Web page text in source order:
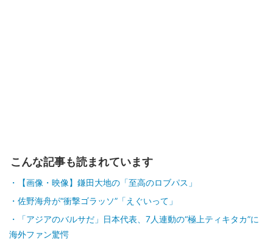
こんな記事も読まれています
【画像・映像】鎌田大地の「至高のロブパス」
佐野海舟が“衝撃ゴラッソ”「えぐいって」
「アジアのバルサだ」日本代表、7人連動の“極上ティキタカ”に
海外ファン驚愕